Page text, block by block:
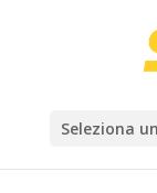
Seleziona